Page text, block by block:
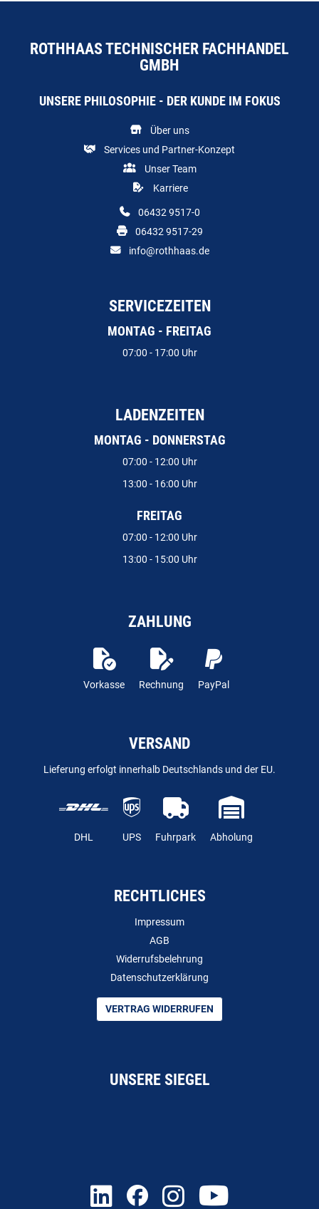
ROTHHAAS TECHNISCHER FACHHANDEL
GMBH
UNSERE PHILOSOPHIE - DER KUNDE IM FOKUS
Über uns
Services und Partner-Konzept
Unser Team
Karriere
06432 9517-0
06432 9517-29
info@rothhaas.de
SERVICEZEITEN
MONTAG - FREITAG
07:00 - 17:00 Uhr
LADENZEITEN
MONTAG - DONNERSTAG
07:00 - 12:00 Uhr
13:00 - 16:00 Uhr
FREITAG
07:00 - 12:00 Uhr
13:00 - 15:00 Uhr
ZAHLUNG
Vorkasse Rechnung PayPal
VERSAND
Lieferung erfolgt innerhalb Deutschlands und der EU.
DHL UPS Fuhrpark Abholung
RECHTLICHES
Impressum
AGB
Widerrufsbelehrung
Datenschutzerklärung
VERTRAG WIDERRUFEN
UNSERE SIEGEL